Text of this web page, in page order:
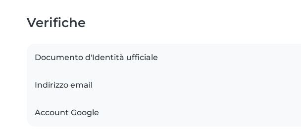
Verifiche
Documento d'Identità ufficiale
Indirizzo email
Account Google